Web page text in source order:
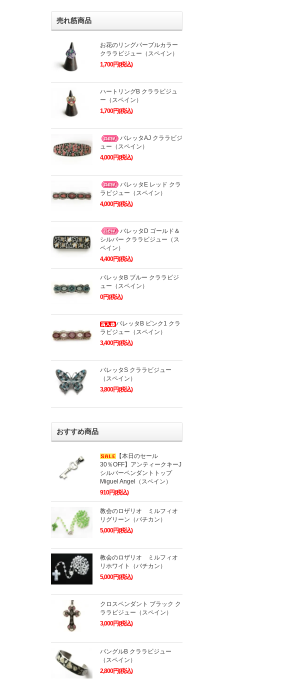
売れ筋商品
お花のリングパープルカラー
クララビジュー（スペイン）
1,700円(税込)
ハートリングB クララビジュ
ー（スペイン）
1,700円(税込)
バレッタAJ クララビジ
ュー（スペイン）
4,000円(税込)
バレッタE レッド クラ
ラビジュー（スペイン）
4,000円(税込)
バレッタD ゴールド＆
シルバー クララビジュー（ス
ペイン）
4,400円(税込)
バレッタB ブルー クララビジ
ュー（スペイン）
0円(税込)
バレッタB ピンク1 クラ
ラビジュー（スペイン）
3,400円(税込)
バレッタS クララビジュー
（スペイン）
3,800円(税込)
おすすめ商品
【本日のセール
30％OFF】アンティークキーJ
シルバーペンダントトップ
Miguel Angel（スペイン）
910円(税込)
教会のロザリオ ミルフィオ
リグリーン（バチカン）
5,000円(税込)
教会のロザリオ ミルフィオ
リホワイト（バチカン）
5,000円(税込)
クロスペンダント ブラック ク
ララビジュー（スペイン）
3,000円(税込)
バングルB クララビジュー
（スペイン）
2,800円(税込)